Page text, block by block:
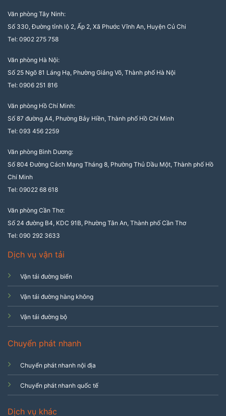
Văn phòng Tây Ninh:
Số 330, Đường tỉnh lộ 2, Ấp 2, Xã Phước Vĩnh An, Huyện Củ Chi
Tel: 0902 275 758
Văn phòng Hà Nội:
Số 25 Ngõ 81 Láng Hạ, Phường Giảng Võ, Thành phố Hà Nội
Tel: 0906 251 816
Văn phòng Hồ Chí Minh:
Số 87 đường A4, Phường Bảy Hiền, Thành phố Hồ Chí Minh
Tel: 093 456 2259
Văn phòng Bình Dương:
Số 804 Đường Cách Mạng Tháng 8, Phường Thủ Dầu Một, Thành phố Hồ
Chí Minh
Tel: 09022 68 618
Văn phòng Cần Thơ:
Số 24 đường B4, KDC 91B, Phường Tân An, Thành phố Cần Thơ
Tel: 090 292 3633
Dịch vụ vận tải
Vận tải đường biển
Vận tải đường hàng không
Vận tải đường bộ
Chuyển phát nhanh
Chuyển phát nhanh nội địa
Chuyển phát nhanh quốc tế
Dịch vụ khác